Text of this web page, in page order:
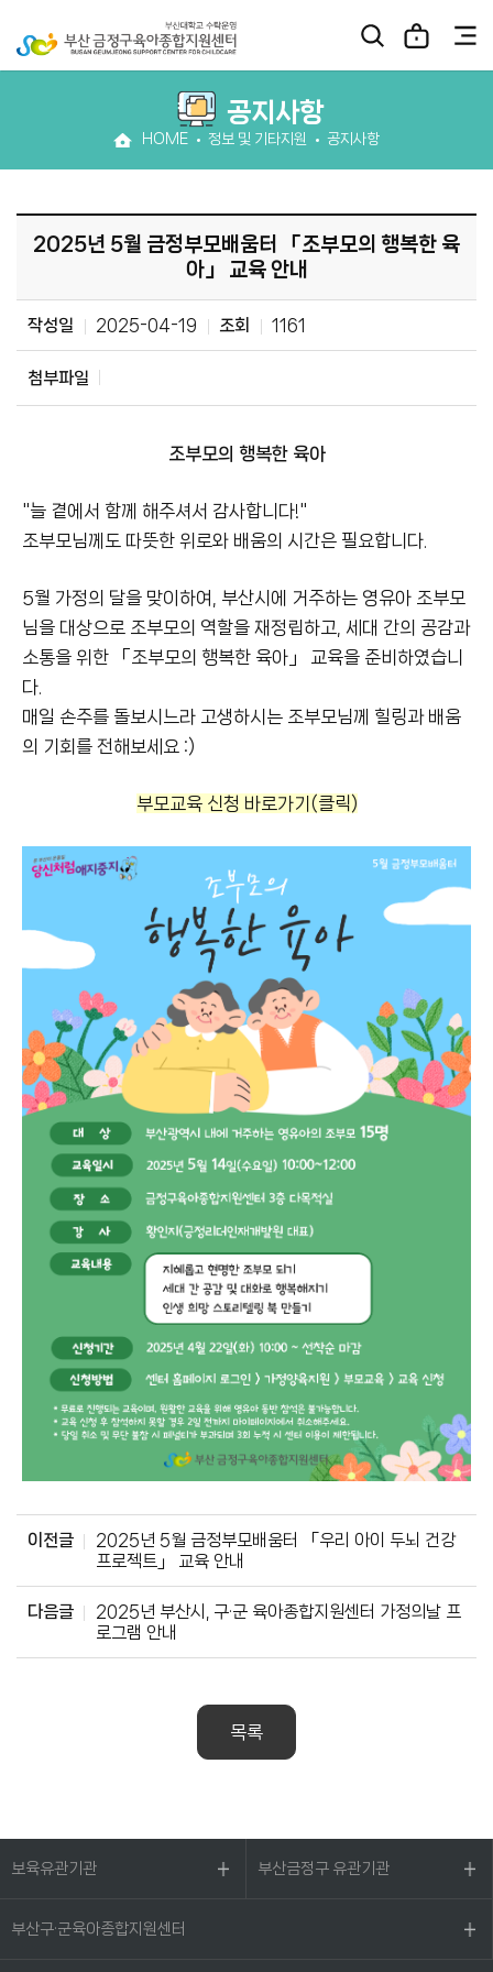
공지사항
HOME 정보 및 기타지원 공지사항
2025년 5월 금정부모배움터 「조부모의 행복한 육
아」 교육 안내
작성일 2025-04-19 조회 1161
첨부파일
조부모의 행복한 육아
"늘 곁에서 함께 해주셔서 감사합니다!"
조부모님께도 따뜻한 위로와 배움의 시간은 필요합니다.
5월 가정의 달을 맞이하여, 부산시에 거주하는 영유아 조부모
님을 대상으로 조부모의 역할을 재정립하고, 세대 간의 공감과
소통을 위한 「조부모의 행복한 육아」 교육을 준비하였습니
다.
매일 손주를 돌보시느라 고생하시는 조부모님께 힐링과 배움
의 기회를 전해보세요 :)
부모교육 신청 바로가기 (클릭)
이전글
2025년 5월 금정부모배움터 「우리 아이 두뇌 건강
프로젝트」 교육 안내
다음글
2025년 부산시, 구·군 육아종합지원센터 가정의날 프
로그램 안내
목록
보육유관기관 부산금정구 유관기관
부산구·군육아종합지원센터